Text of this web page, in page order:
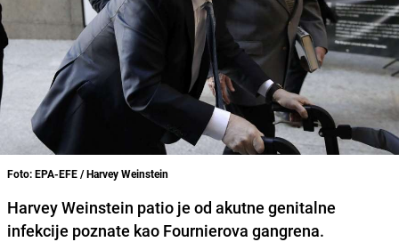
Foto: EPA-EFE / Harvey Weinstein
Harvey Weinstein patio je od akutne genitalne
infekcije poznate kao Fournierova gangrena.